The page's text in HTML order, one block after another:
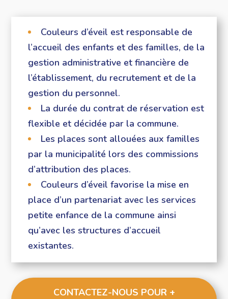
Couleurs d’éveil est responsable de
l’accueil des enfants et des familles, de la
gestion administrative et financière de
l’établissement, du recrutement et de la
gestion du personnel.
La durée du contrat de réservation est
flexible et décidée par la commune.
Les places sont allouées aux familles
par la municipalité lors des commissions
d’attribution des places.
Couleurs d’éveil favorise la mise en
place d’un partenariat avec les services
petite enfance de la commune ainsi
qu’avec les structures d’accueil
existantes.
CONTACTEZ-NOUS POUR +